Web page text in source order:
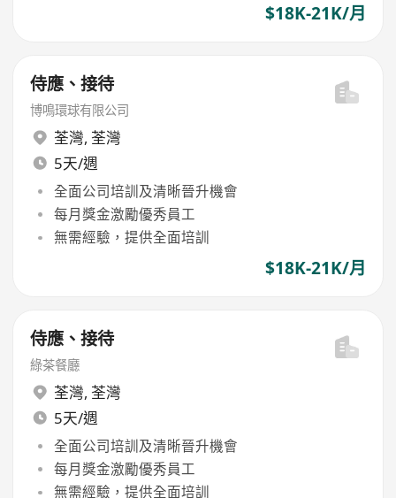
$18K-21K/月
侍應、接待
博鳴環球有限公司
荃灣, 荃灣
5天/週
全面公司培訓及清晰晉升機會
每月獎金激勵優秀員工
無需經驗，提供全面培訓
$18K-21K/月
侍應、接待
綠茶餐廳
荃灣, 荃灣
5天/週
全面公司培訓及清晰晉升機會
每月獎金激勵優秀員工
無需經驗，提供全面培訓